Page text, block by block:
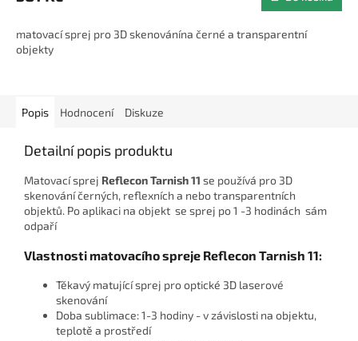
matovací sprej pro 3D skenovánína černé a transparentní
objekty
Popis Hodnocení Diskuze
Detailní popis produktu
Matovací sprej Reflecon Tarnish 11 se používá pro 3D
skenování černých, reflexních a nebo transparentních
objektů. Po aplikaci na objekt se sprej po 1 -3 hodinách sám
odpaří
Vlastnosti matovacího spreje Reflecon Tarnish 11:
Těkavý matující sprej pro optické 3D laserové
skenování
Doba sublimace: 1-3 hodiny - v závislosti na objektu,
teplotě a prostředí